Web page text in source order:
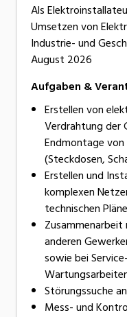
Als
Umsetzen von
Industrie- und
August 2026
Aufgaben &
Erstellen von
Verdrahtung der
Endmontage von
(Steckdosen,
Erstellen und
komplexen
technischen
anderen
sowie bei
Störungssuche
Mess- und